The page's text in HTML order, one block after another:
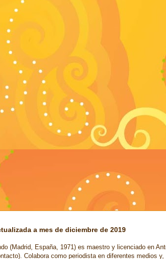
a mes de diciembre de 2019
(Madrid, España, 1971) es maestro y licenciado en
Colabora como periodista en diferentes medios